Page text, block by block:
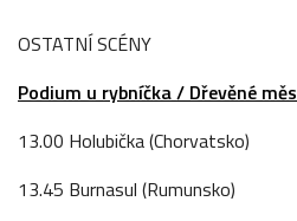
OSTATNÍ SCÉNY
Podium u rybníčka / Dřevěné
13.00 Holubička (Chorvatsko)
13.45 Burnasul (Rumunsko)